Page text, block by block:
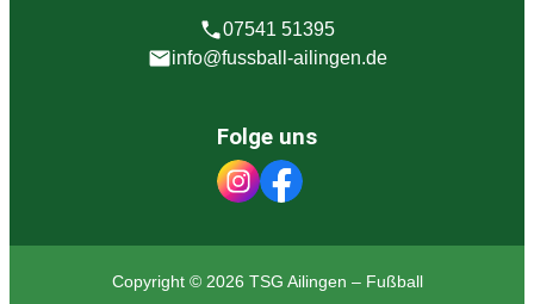
07541 51395
info@fussball-ailingen.de
Folge uns
Copyright © 2026 TSG Ailingen – Fußball